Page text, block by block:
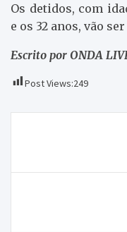
Os detidos, com
e os 32 anos, vão
Escrito por ONDA
Post Views:249
artigos